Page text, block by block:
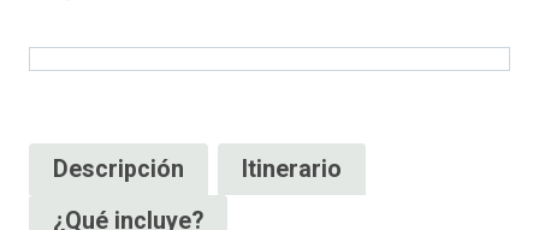
Descripción
Itinerario
¿Qué incluye?